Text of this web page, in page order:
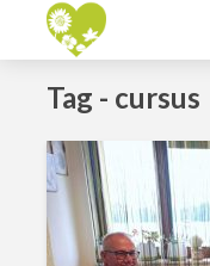
Tag - cursus